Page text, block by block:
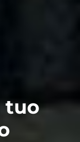
tuo